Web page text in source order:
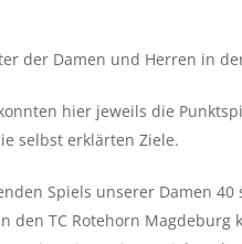
der Damen und Herren in
hier jeweils die
selbst erklärten Ziele.
Spiels unserer Damen
den TC Rotehorn